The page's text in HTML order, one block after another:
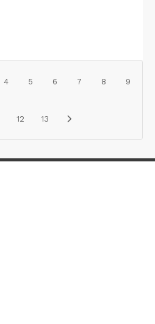
4 5 6 7 8 9
12 13